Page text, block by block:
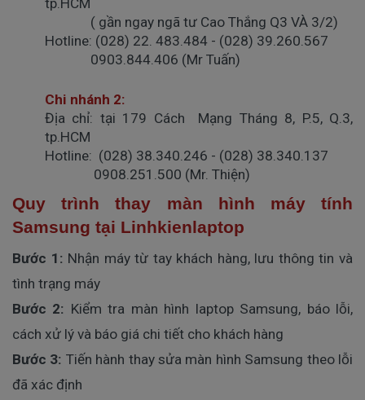
( gần ngay ngã tư Cao Thắng Q3 VÀ 3/2)
Hotline: (028) 22. 483.484 - (028) 39.260.567
0903.844.406 (Mr Tuấn)
Chi nhánh 2:
Địa chỉ: tại 179 Cách Mạng Tháng 8, P.5, Q.3,
tp.HCM
Hotline: (028) 38.340.246 - (028) 38.340.137
0908.251.500 (Mr. Thiện)
Quy trình thay màn hình máy tính
Samsung tại Linhkienlaptop
Bước 1 : Nhận máy từ tay khách hàng, lưu thông tin và
tình trạng máy
Bước 2: Kiểm tra màn hình laptop Samsung, báo lỗi,
cách xử lý và báo giá chi tiết cho khách hàng
Bước 3: Tiến hành thay sửa màn hình Samsung theo lỗi
đã xác định